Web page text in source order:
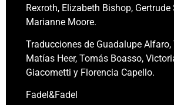
Rexroth, Elizabeth Bishop, Gertrude
Marianne Moore.
Traducciones de Guadalupe Alfaro,
Matías Heer, Tomás Boasso,
Giacometti y Florencia Capello.
Fadel&Fadel